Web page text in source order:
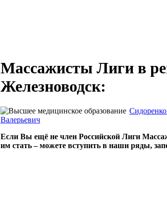
Массажисты Лиги в
Железноводск:
Валерьевич
Если Вы ещё не член Российской Лиги
им стать – можете вступить в наши ряды,